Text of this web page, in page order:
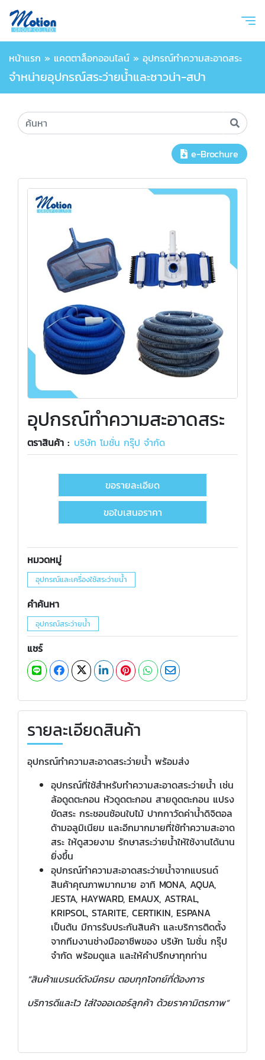
หน้าแรก » แคตตาล็อกออนไลน์ » อุปกรณ์ทำความสะอาดสระ
จำหน่ายอุปกรณ์สระว่ายน้ำและซาวน่า-สปา
e-Brochure
อุปกรณ์ทำความสะอาดสระ
ตราสินค้า : บริษัท โมชั่น กรุ๊ป จำกัด
ขอรายละเอียด
ขอใบเสนอราคา
หมวดหมู่
อุปกรณ์และเครื่องใช้สระว่ายน้ำ
คำค้นหา
อุปกรณ์สระว่ายน้ำ
แชร์
รายละเอียดสินค้า
อุปกรณ์ทำความสะอาดสระว่ายน้ำ พร้อมส่ง
อุปกรณ์ที่ใช้สำหรับทำความสะอาดสระว่ายน้ำ เช่น
ล้อดูดตะกอน หัวดูดตะกอน สายดูดตะกอน แปรง
ขัดสระ กระชอนช้อนใบไม้ ปากกาวัดค่าน้ำดิจิตอล
ด้ามอลูมิเนียม และอีกมากมายที่ใช้ทำความสะอาด
สระ ให้ดูสวยงาม รักษาสระว่ายน้ำให้ใช้งานได้นาน
ยิ่งขึ้น
อุปกรณ์ทำความสะอาดสระว่ายน้ำจากแบรนด์
สินค้าคุณภาพมากมาย อาทิ MONA, AQUA,
JESTA, HAYWARD, EMAUX, ASTRAL,
KRIPSOL, STARITE, CERTIKIN, ESPANA
เป็นต้น มีการรับประกันสินค้า และบริการติดตั้ง
จากทีมงานช่างมืออาชีพของ บริษัท โมชั่น กรุ๊ป
จำกัด พร้อมดูแล และให้คำปรึกษาทุกท่าน
“สินค้าแบรนด์ดังมีครบ ตอบทุกโจทย์ที่ต้องการ
บริการดีและไว ใส่ใจออเดอร์ลูกค้า ด้วยราคามิตรภาพ”